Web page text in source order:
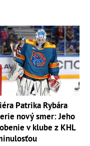
Patrika Rybára
nový smer: Jeho
v klube z KHL